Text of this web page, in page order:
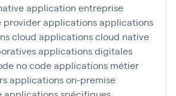
application entreprise
providerapplicationsapplications
cloud applications cloud native
applications digitales
no codeapplications métier
applications on-premise